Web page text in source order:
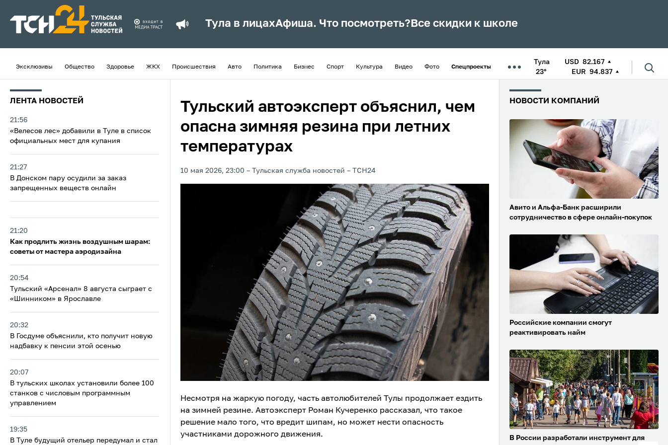
Тула в лицахАфиша. Что посмотреть? Все скидки к школе
Эксклюзивы Общество Здоровье ЖКХ Происшествия Авто Политика Бизнес Спорт Культура Видео Фото Спецпроекты
Тула
23°
USD 82.167
EUR 94.837
ЛЕНТА НОВОСТЕЙ
21:56
«Велесов лес» добавили в Туле в список
официальных мест для купания
21:27
В Донском пару осудили за заказ
запрещенных веществ онлайн
21:20
Как продлить жизнь воздушным шарам:
советы от мастера аэродизайна
20:54
Тульский «Арсенал» 8 августа сыграет с
«Шинником» в Ярославле
20:32
В Госдуме объяснили, кто получит новую
надбавку к пенсии этой осенью
20:07
В тульских школах установили более 100
станков с числовым программным
управлением
19:35
В Туле будущий отельер передумал и стал
Тульский автоэксперт объяснил, чем
опасна зимняя резина при летних
температурах
10 мая 2026, 23:00 Тульская служба новостей ТСН24
Несмотря на жаркую погоду, часть автолюбителей Тулы продолжает ездить
на зимней резине. Автоэксперт Роман Кучеренко рассказал, что такое
решение мало того, что вредит шипам, но может нести опасность
участниками дорожного движения.
НОВОСТИ КОМПАНИЙ
Авито и Альфа-Банк расширили
сотрудничество в сфере онлайн-покупок
Российские компании смогут
реактивировать найм
В России разработали инструмент для